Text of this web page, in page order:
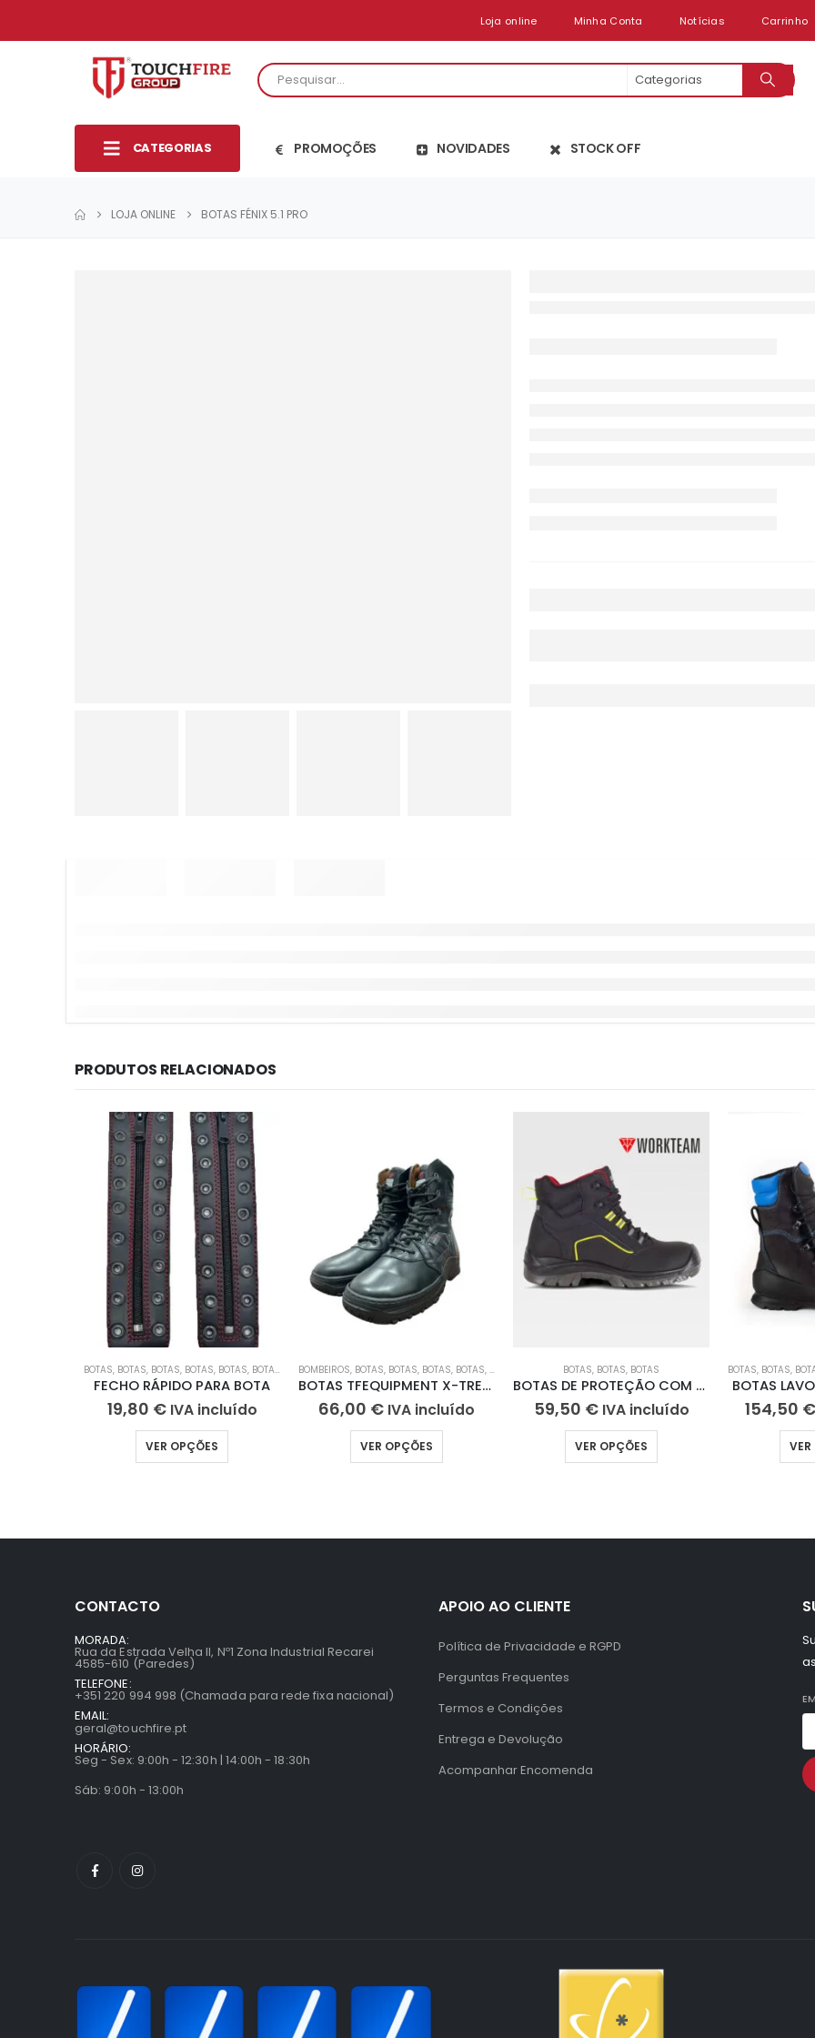
Loja online Minha Conta Notícias Carrinho
CATEGORIAS PROMOÇÕES NOVIDADES STOCK OFF
LOJA ONLINE BOTAS FÉNIX 5.1 PRO
PRODUTOS RELACIONADOS
BOTAS, BOTAS, BOTAS, BOTAS, BOTAS, BOTAS BOTAS,BOTAS DE TRABALHO
FECHO RÁPIDO PARA BOTA
19,80 € IVA incluído
VER OPÇÕES
BOMBEIROS, BOTAS, BOTAS, BOTAS, BOTAS, BOTAS BOTAS DE TRABALHO,CRUZ VERMELHA PORTUGUESA,
BOTAS TFEQUIPMENT X-TREME 2019
66,00 € IVA incluído
VER OPÇÕES
BOTAS, BOTAS, BOTAS
BOTAS DE PROTEÇÃO COM ALTA VISIBILIDADE
59,50 € IVA incluído
VER OPÇÕES
BOTAS, BOTAS,
BOTAS
154,50 €
VER
CONTACTO
MORADA:
Rua da Estrada Velha II, Nº1 Zona Industrial Recarei
4585-610 (Paredes)
TELEFONE:
+351 220 994 998 (Chamada para rede fixa nacional)
EMAIL:
geral@touchfire.pt
HORÁRIO:
Seg - Sex: 9:00h - 12:30h | 14:00h - 18:30h
Sáb: 9:00h - 13:00h
APOIO AO CLIENTE
Política de Privacidade e RGPD
Perguntas Frequentes
Termos e Condições
Entrega e Devolução
Acompanhar Encomenda